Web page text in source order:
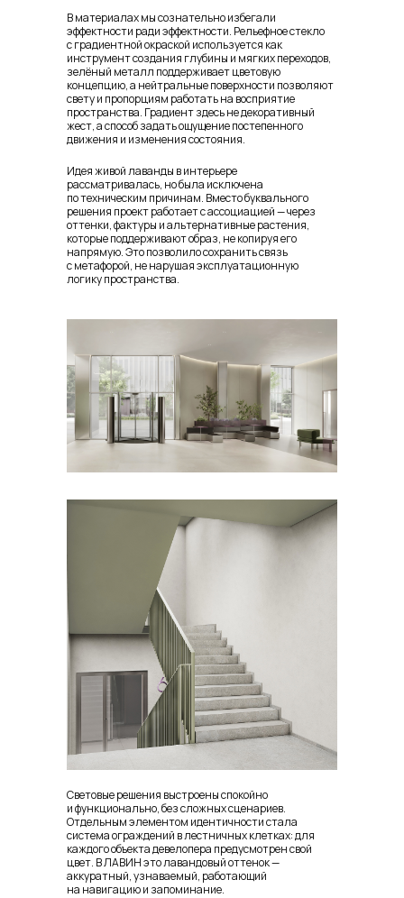
В материалах мы сознательно избегали
эффектности ради эффектности. Рельефное стекло
с градиентной окраской используется как
инструмент создания глубины и мягких переходов,
зелёный металл поддерживает цветовую
концепцию, а нейтральные поверхности позволяют
свету и пропорциям работать на восприятие
пространства. Градиент здесь не декоративный
жест, а способ задать ощущение постепенного
движения и изменения состояния.
Идея живой лаванды в интерьере
рассматривалась, но была исключена
по техническим причинам. Вместо буквального
решения проект работает с ассоциацией — через
оттенки, фактуры и альтернативные растения,
которые поддерживают образ, не копируя его
напрямую. Это позволило сохранить связь
с метафорой, не нарушая эксплуатационную
логику пространства.
Световые решения выстроены спокойно
и функционально, без сложных сценариев.
Отдельным элементом идентичности стала
система ограждений в лестничных клетках: для
каждого объекта девелопера предусмотрен свой
цвет. В ЛАВИН это лавандовый оттенок —
аккуратный, узнаваемый, работающий
на навигацию и запоминание.